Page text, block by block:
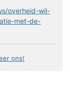
overheid-wil-
met-de-
ons!